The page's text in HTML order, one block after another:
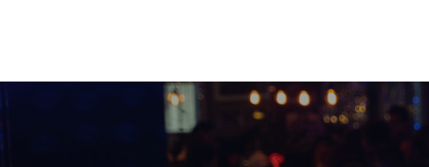
Beitragsnavigation